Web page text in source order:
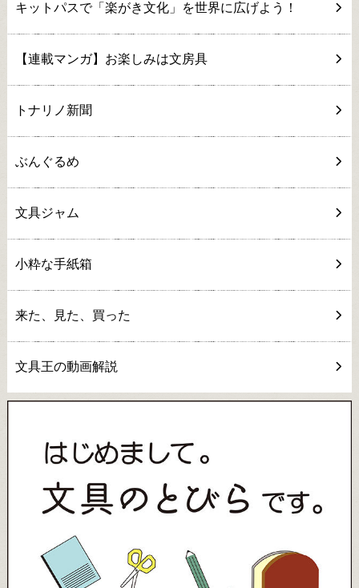
キットパスで「楽がき文化」を世界に広げよう！
【連載マンガ】お楽しみは文房具
トナリノ新聞
ぶんぐるめ
文具ジャム
小粋な手紙箱
来た、見た、買った
文具王の動画解説